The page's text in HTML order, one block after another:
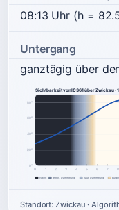
08:13 Uhr (h =
Untergang
ganztägig über
0°
20°
40°
60°
80°
0 1 2 3 4 5 6 7 8
Sichtbarkeit von IC361 über Zwickau ·
Nacht astron. Dämmerung naut. Dämmerung
Standort: Zwickau ·